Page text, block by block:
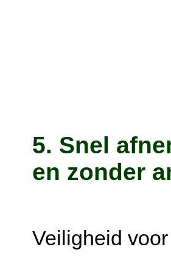
5. Snel
en zonder
Veiligheid